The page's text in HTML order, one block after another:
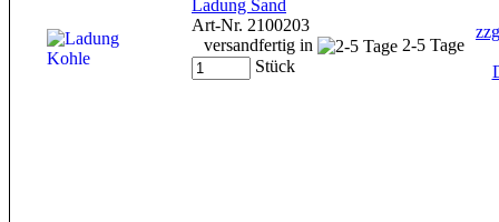
Ladung Sand
Art-Nr. 2100203
versandfertig in
2-5 Tage
Stück